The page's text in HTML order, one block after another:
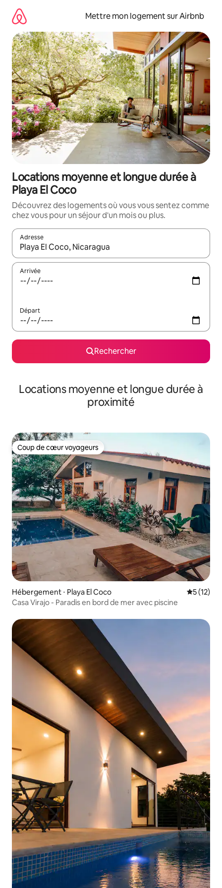
directement
contenu
Mettre mon logement sur Airbnb
Locations moyenne et longue durée à
Playa El Coco
Découvrez des logements où vous vous sentez comme
chez vous pour un séjour d'un mois ou plus.
Adresse
Lorsque les résultats s'affichent, utilisez les flèches vers le
Arrivée
Départ
Rechercher
Locations moyenne et longue durée à
proximité
Coup de cœur voyageurs
Coup de cœur voyageurs
Hébergement ⋅ Playa El Coco
5 (12)
Casa Virajo - Paradis en bord de mer avec piscine